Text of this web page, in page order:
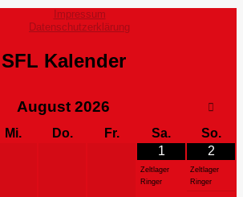
Impressum
Datenschutzerklärung
SFL Kalender
August 2026
Mi. Do. Fr. Sa.
So.
1
Zeltlager
Ringer
2
Zeltlager
Ringer